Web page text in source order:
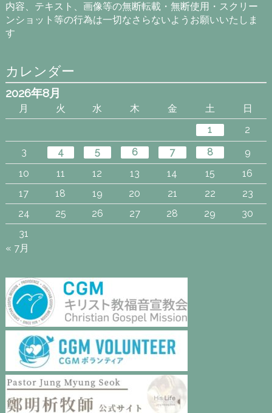
内容、テキスト、画像等の無断転載・無断使用・スクリー
ンショット等の行為は一切なさらないようお願いいたしま
す
カレンダー
2026年8月
月 火 水 木 金 土
日
1
2
3
4 5 6 7 8
9
10
11 12 13 14 15
16
17
18 19 20 21 22
23
24
25 26 27 28 29
30
31
« 7月